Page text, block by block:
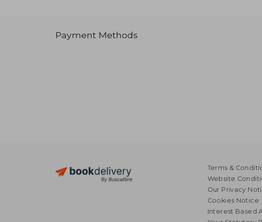
Payment Methods
Terms &
Website
Our Privacy
Cookies Notice
Interest Based